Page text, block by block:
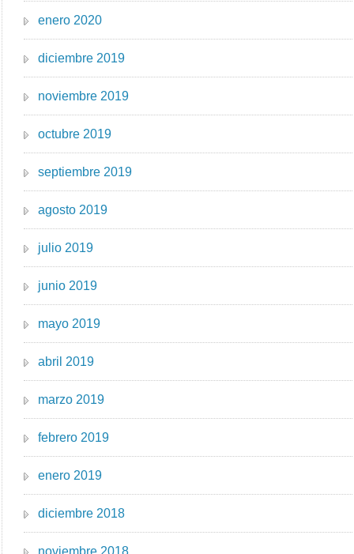
enero 2020
diciembre 2019
noviembre 2019
octubre 2019
septiembre 2019
agosto 2019
julio 2019
junio 2019
mayo 2019
abril 2019
marzo 2019
febrero 2019
enero 2019
diciembre 2018